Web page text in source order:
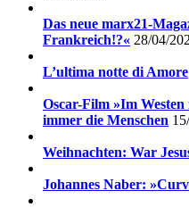
Das neue marx21-
Frankreich!?« 28/04/
L’ultima notte di Amore
Oscar-Film »Im
immer die Menschen
Weihnachten: War
Johannes Naber: